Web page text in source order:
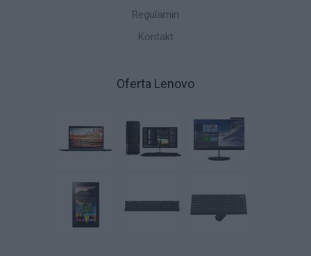
Regulamin
Kontakt
Oferta Lenovo